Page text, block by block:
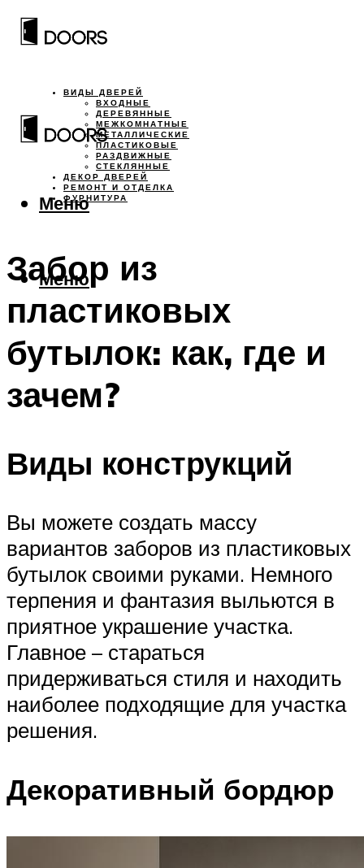
ВИДЫ ДВЕРЕЙ
ВХОДНЫЕ
ДЕРЕВЯННЫЕ
МЕЖКОМНАТНЫЕ
МЕТАЛЛИЧЕСКИЕ
ПЛАСТИКОВЫЕ
РАЗДВИЖНЫЕ
СТЕКЛЯННЫЕ
ДЕКОР ДВЕРЕЙ
РЕМОНТ И ОТДЕЛКА
ФУРНИТУРА
Меню
Меню
Забор из
пластиковых
бутылок: как, где и
зачем?
Виды конструкций
Вы можете создать массу
вариантов заборов из пластиковых
бутылок своими руками. Немного
терпения и фантазия выльются в
приятное украшение участка.
Главное – стараться
придерживаться стиля и находить
наиболее подходящие для участка
решения.
Декоративный бордюр